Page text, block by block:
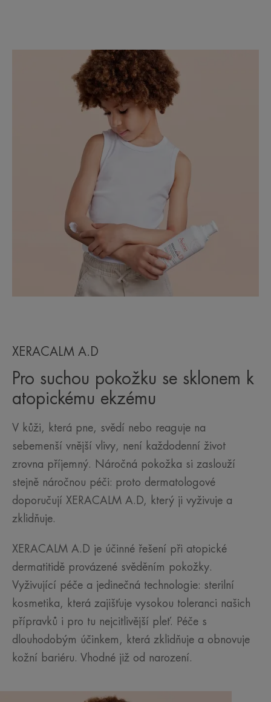
XERACALM A.D
Pro suchou pokožku se sklonem k
atopickému ekzému
V kůži, která pne, svědí nebo reaguje na
sebemenší vnější vlivy, není každodenní život
zrovna příjemný. Náročná pokožka si zaslouží
stejně náročnou péči: proto dermatologové
doporučují XERACALM A.D, který ji vyživuje a
zklidňuje.
XERACALM A.D je účinné řešení při atopické
dermatitidě provázené svěděním pokožky.
Vyživující péče a jedinečná technologie: sterilní
kosmetika, která zajišťuje vysokou toleranci našich
přípravků i pro tu nejcitlivější pleť. Péče s
dlouhodobým účinkem, která zklidňuje a obnovuje
kožní bariéru. Vhodné již od narození.